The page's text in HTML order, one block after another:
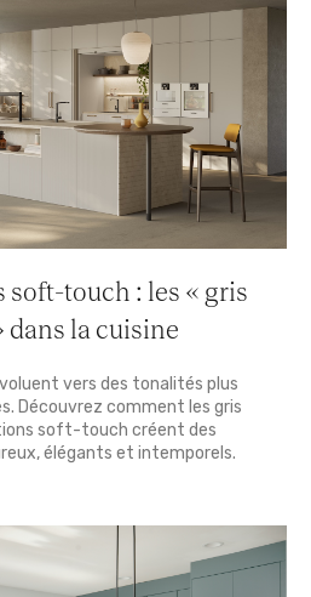
touch : les « gris
dans la cuisine
vers des tonalités plus
Découvrez comment les gris
soft-touch créent des
élégants et intemporels.